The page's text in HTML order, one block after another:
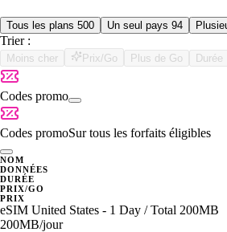
Tous les plans 500 Un seul pays 94
Trier :
Moins cher Prix/Go Plus de Go Durée
Codes promo
Codes promoSur tous les forfaits éligibles
NOM
DONNÉES
DURÉE
PRIX/GO
PRIX
eSIM United States - 1 Day / Total 200MB
200MB/jour